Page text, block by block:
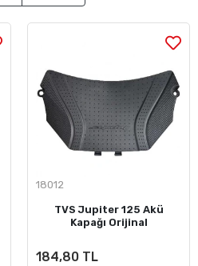
18012
TVS Jupiter 125 Akü
Kapağı Orijinal
184,80 TL